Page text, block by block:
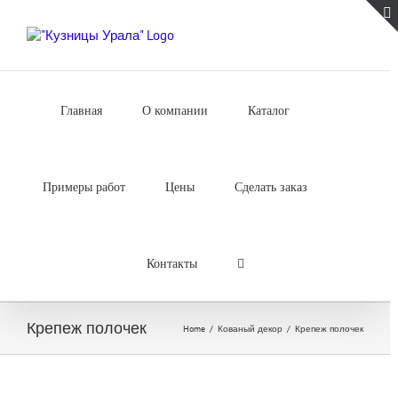
content
Главная О компании Каталог
Примеры работ Цены Сделать заказ
Контакты
Крепеж полочек Home / Кованый декор / Крепеж полочек